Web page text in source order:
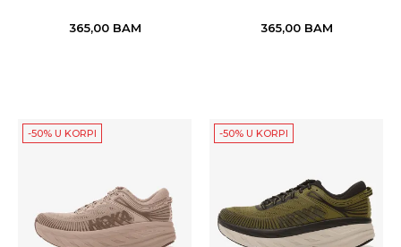
365,00 BAM 365,00 BAM
-50% U KORPI -50% U KORPI